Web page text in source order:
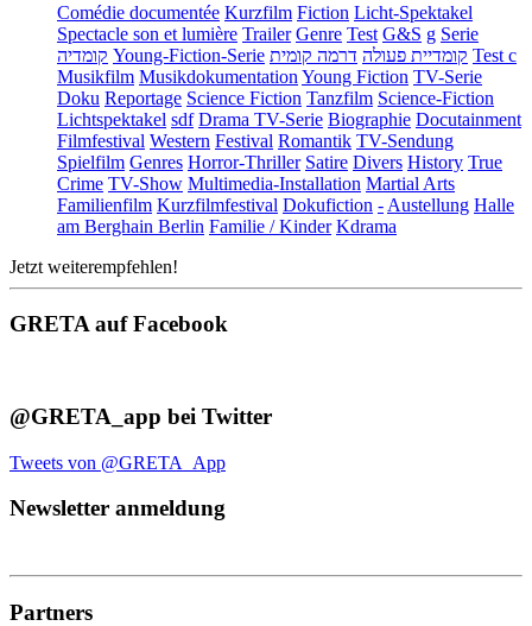
Comédie documentée Kurzfilm Fiction Licht-Spektakel
Spectacle son et lumière Trailer Genre Test G&S g Serie
קומדיה Young-Fiction-Serie קומדיית פעולה דרמה קומית
Test c
Musikfilm Musikdokumentation Young Fiction TV-Serie
Doku Reportage Science Fiction Tanzfilm Science-Fiction
Lichtspektakel sdf Drama TV-Serie Biographie Docutainment
Filmfestival Western Festival Romantik TV-Sendung
Spielfilm Genres Horror-Thriller Satire Divers History True
Crime TV-Show Multimedia-Installation Martial Arts
Familienfilm Kurzfilmfestival Dokufiction - Austellung Halle
am Berghain Berlin Familie / Kinder Kdrama
Jetzt weiterempfehlen!
GRETA auf Facebook
@GRETA_app bei Twitter
Tweets von @GRETA_App
Newsletter anmeldung
Partners